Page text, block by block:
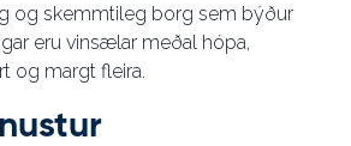
og skemmtileg borg sem býður
eru vinsælar meðal hópa,
og margt fleira.